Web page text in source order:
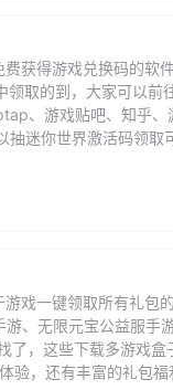
获得游戏兑换码的软
取的到，大家可以前
、游戏贴吧、知乎
迷你世界激活码领取
戏一键领取所有礼包
、无限元宝公益服手
，这些下载多游戏盒
验，还有丰富的礼包